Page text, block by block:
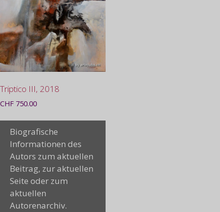
Triptico III, 2018
CHF 750.00
Biografische
Informationen des
Autors zum aktuellen
Beitrag, zur aktuellen
Seite oder zum
aktuellen
Autorenarchiv.